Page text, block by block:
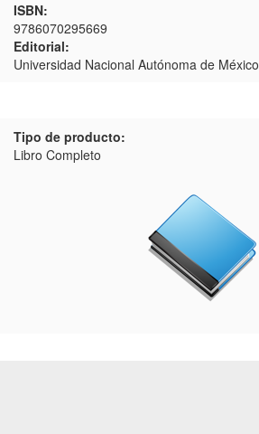
ISBN:
9786070295669
Editorial:
Universidad Nacional Autónoma de México
Tipo de producto:
Libro Completo